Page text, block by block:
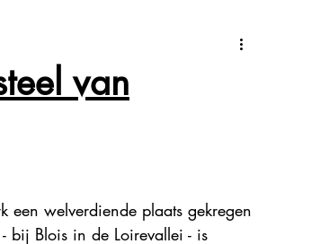
Hauts-de-France
van
een welverdiende plaats gekregen
bij Blois in de Loirevallei - is